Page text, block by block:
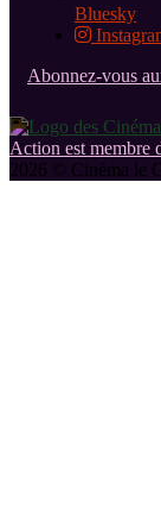
Bluesky
Abonnez-vous
Action est membre
2026 © Cinéma le